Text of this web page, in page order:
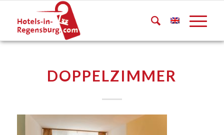
DOPPELZIMMER